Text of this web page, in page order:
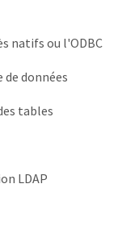
Objet en W-
de classe
tableau d’objets
natifs ou l'ODBC
données
tables
LDAP